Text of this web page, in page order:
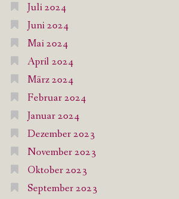
Juli 2024
Juni 2024
Mai 2024
April 2024
März 2024
Februar 2024
Januar 2024
Dezember 2023
November 2023
Oktober 2023
September 2023